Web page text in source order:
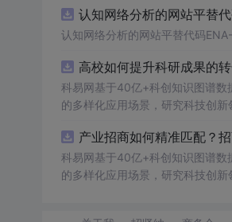
认知网络分析的网站平替
认知网络分析的网站平替代码
高校如何提升科研成果的
科易网基于40亿+科创知识图谱数
的多样化应用场景，研究科技创
产业招商如何精准匹配？
科易网基于40亿+科创知识图谱数
的多样化应用场景，研究科技创